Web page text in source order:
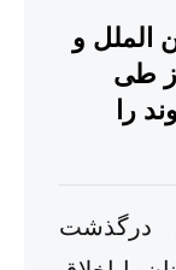
الملل و
طی
را
درگذشت